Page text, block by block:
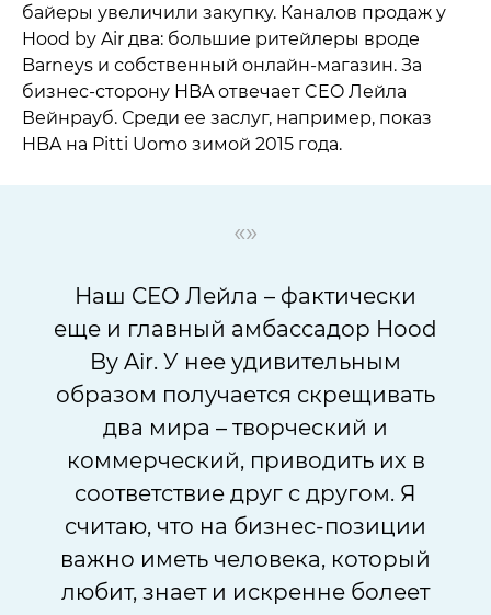
байеры увеличили закупку. Каналов продаж у
Hood by Air два: большие ритейлеры вроде
Barneys и собственный онлайн-магазин. За
бизнес-сторону HBA отвечает CEO Лейла
Вейнрауб. Среди ее заслуг, например, показ
HBA на Pitti Uomo зимой 2015 года.
«»
Наш CEO Лейла – фактически
еще и главный амбассадор Hood
By Air. У нее удивительным
образом получается скрещивать
два мира – творческий и
коммерческий, приводить их в
соответствие друг с другом. Я
считаю, что на бизнес-позиции
важно иметь человека, который
любит, знает и искренне болеет